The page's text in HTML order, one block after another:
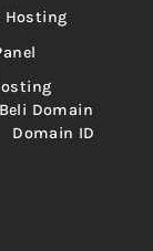
Hosting
Beli Domain
Domain ID